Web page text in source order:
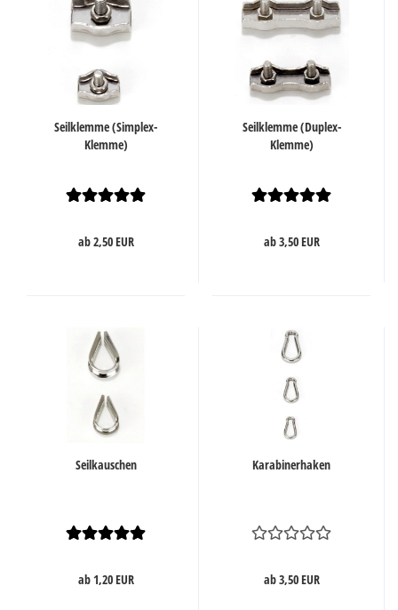
Seilklemme (Simplex-
Klemme)
ab 2,50 EUR
Seilklemme (Duplex-
Klemme)
ab 3,50 EUR
Seilkauschen
ab 1,20 EUR
Karabinerhaken
ab 3,50 EUR